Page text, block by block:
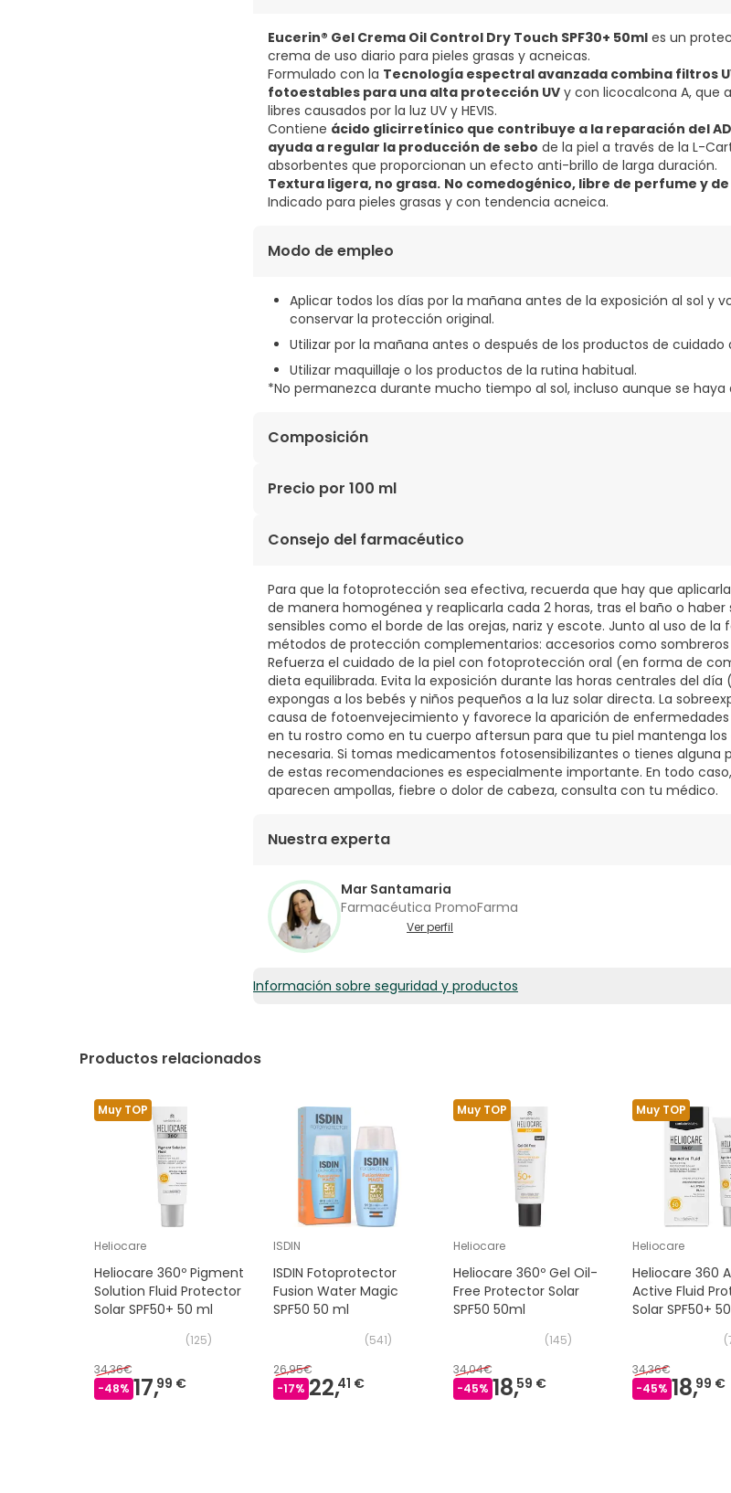
Eucerin® Gel Crema Oil Control Dry Touch SPF30+ 50ml es un
crema de uso diario para pieles grasas y acneicas.
Formulado con la Tecnología espectral avanzada combina filtros
fotoestables para una alta protección UV y con licocalcona A, que
libres causados ​​por la luz UV y HEVIS.
Contiene ácido glicirretínico que contribuye a la reparación del
ayuda a regular la producción de sebo de la piel a través de la L-
absorbentes que proporcionan un efecto anti-brillo de larga duración.
Textura ligera, no grasa. No comedogénico, libre de perfume y
Indicado para pieles grasas y con tendencia acneica.
Modo de empleo
Aplicar todos los días por la mañana antes de la exposición al sol y
conservar la protección original.
Utilizar por la mañana antes o después de los productos de cuidado
Utilizar maquillaje o los productos de la rutina habitual.
*No permanezca durante mucho tiempo al sol, incluso aunque se
Composición
AQUA, POLIMETILSILSESQUIOXANO, ALCOHOL DESNATURALIZADO,
DIMETIL SILILATO, GLICERINA, CARNITINA, ÁCIDO GLICIRRETÍNICO, EXTRACTO
ETILHEXILGLICERINA, FENOXIETANOL.
Precio por 100 ml
33,58€ / 100 ml
Consejo del farmacéutico
Para que la fotoprotección sea efectiva, recuerda que hay que
de manera homogénea y reaplicarla cada 2 horas, tras el baño o haber
sensibles como el borde de las orejas, nariz y escote. Junto al uso de
métodos de protección complementarios: accesorios como sombreros
Refuerza el cuidado de la piel con fotoprotección oral (en forma de
dieta equilibrada. Evita la exposición durante las horas centrales del día
expongas a los bebés y niños pequeños a la luz solar directa. La
causa de fotoenvejecimiento y favorece la aparición de enfermedades
en tu rostro como en tu cuerpo aftersun para que tu piel mantenga
necesaria. Si tomas medicamentos fotosensibilizantes o tienes alguna
de estas recomendaciones es especialmente importante. En todo
aparecen ampollas, fiebre o dolor de cabeza, consulta con tu médico.
Nuestra experta
Mar Santamaria
Farmacéutica PromoFarma
Ver perfil
Información sobre seguridad y productos
Productos relacionados
Muy TOP
Heliocare
Heliocare 360º Pigment
Solution Fluid Protector
Solar SPF50+ 50 ml
(125)
34,36€
-48% 17,99 €
ISDIN
ISDIN Fotoprotector
Fusion Water Magic
SPF50 50 ml
(541)
26,95€
-17% 22,41 €
Muy TOP
Heliocare
Heliocare 360º Gel Oil-
Free Protector Solar
SPF50 50ml
(145)
34,04€
-45% 18,59 €
Muy TOP
Heliocare
Heliocare 360
Active Fluid
Solar SPF50+
(
34,36€
-45% 18,99 €